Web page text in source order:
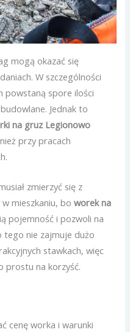
mogą okazać się
W szczególności
powstaną spore ilości
Jednak to
na gruz Legionowo
przy pracach
zmierzyć się z
mieszkaniu, boworek na
pojemność i pozwoli na
tego nie zajmuje dużo
stawkach, więc
prostu na korzyść.
cenę worka i warunki